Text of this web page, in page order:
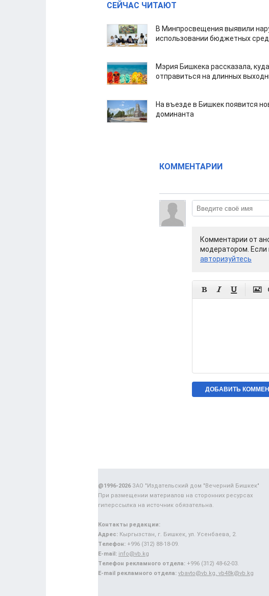
СЕЙЧАС ЧИТАЮТ
В Минпросвещения выявили
использовании бюджетных
Мэрия Бишкека рассказала,
отправиться на длинных
На въезде в Бишкек появится
доминанта
КОММЕНТАРИИ
Комментарии от
модератором. Если
авторизуйтесь
   
@1996-2026ЗАО "Издательский дом "Вечерний Бишкек"
При размещении материалов на сторонних ресурсах
гиперссылка на источник обязательна.
Контакты редакции:
Адрес: Кыргызстан, г. Бишкек, ул. Усенбаева, 2.
Телефон: +996 (312) 88-18-09.
E-mail: info@vb.kg
Телефон рекламного отдела: +996 (312) 48-62-03.
E-mail рекламного отдела: vbavto@vb.kg, vb48k@vb.kg